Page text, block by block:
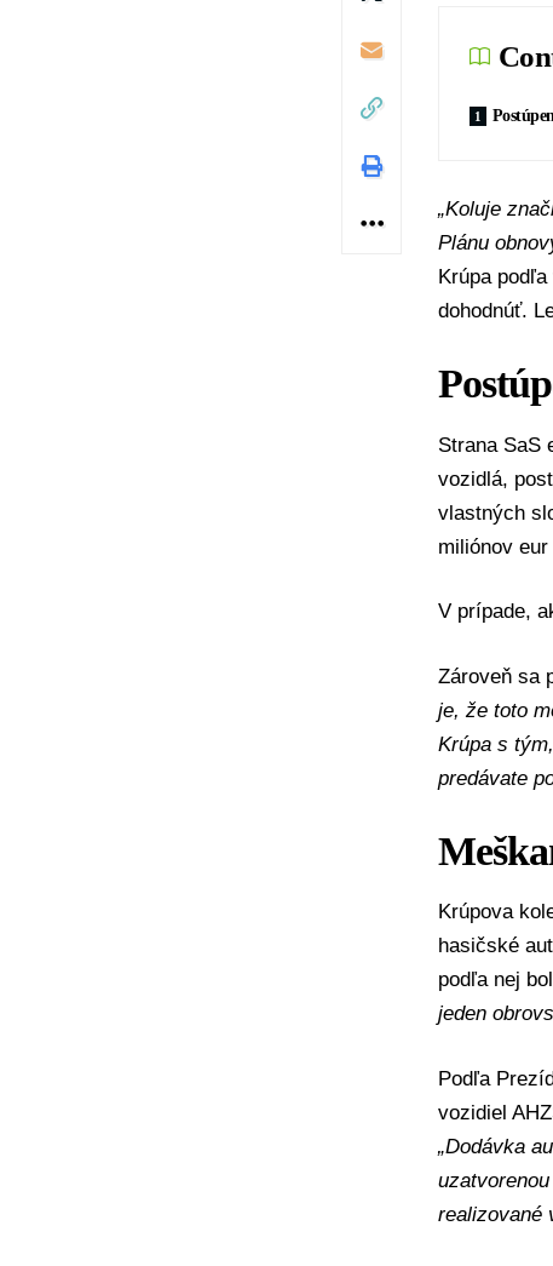
„Koluje
Plánu
Krúpa
dohodnúť.
Strana SaS
vozidlá,
vlastných
miliónov
V prípade,
Zároveň sa
je, že toto
Krúpa s
predávate
Krúpova
hasičské
podľa nej
jeden
Podľa
vozidiel
„Dodávka
realizované